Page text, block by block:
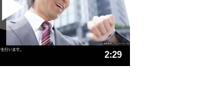
ポジティブ思考になる30の方法
ストレス対策
人生、なんとかなるもの。
気楽に生きる30の方法
2:29